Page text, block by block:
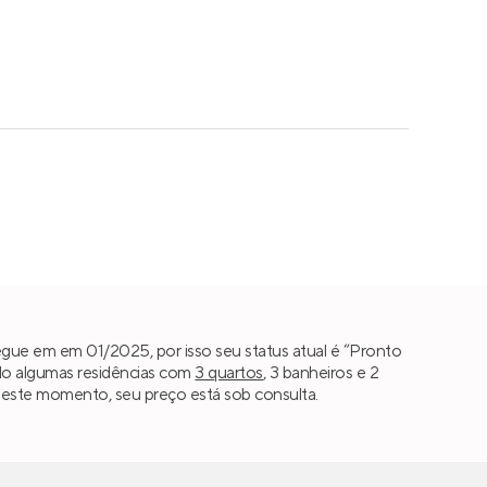
em em 01/2025, por isso seu status atual é “Pronto
algumas residências com 3 quartos, 3 banheiros e 2
momento, seu preço está sob consulta.